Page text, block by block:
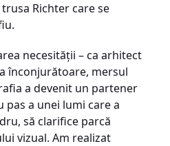
Richter care se
necesităţii – ca arhitect
înconjurătoare, mersul
a devenit un partener
pas a unei lumi care a
să clarifice parcă
vizual. Am realizat